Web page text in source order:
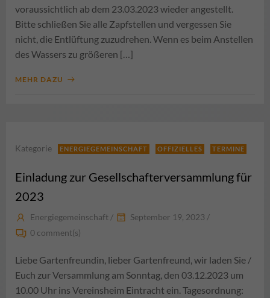
voraussichtlich ab dem 23.03.2023 wieder angestellt.
Bitte schließen Sie alle Zapfstellen und vergessen Sie
nicht, die Entlüftung zuzudrehen. Wenn es beim Anstellen
des Wassers zu größeren […]
MEHR DAZU
Kategorie ENERGIEGEMEINSCHAFT OFFIZIELLES TERMINE
Einladung zur Gesellschafterversammlung für
2023
Energiegemeinschaft / September 19, 2023 /
0 comment(s)
Liebe Gartenfreundin, lieber Gartenfreund, wir laden Sie /
Euch zur Versammlung am Sonntag, den 03.12.2023 um
10.00 Uhr ins Vereinsheim Eintracht ein. Tagesordnung: